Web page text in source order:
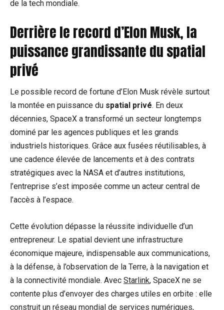
de la tech mondiale.
Derrière le record d’Elon Musk, la
puissance grandissante du spatial
privé
Le possible record de fortune d’Elon Musk révèle surtout
la montée en puissance du spatial privé. En deux
décennies, SpaceX a transformé un secteur longtemps
dominé par les agences publiques et les grands
industriels historiques. Grâce aux fusées réutilisables, à
une cadence élevée de lancements et à des contrats
stratégiques avec la NASA et d’autres institutions,
l’entreprise s’est imposée comme un acteur central de
l’accès à l’espace.
Cette évolution dépasse la réussite individuelle d’un
entrepreneur. Le spatial devient une infrastructure
économique majeure, indispensable aux communications,
à la défense, à l’observation de la Terre, à la navigation et
à la connectivité mondiale. Avec Starlink, SpaceX ne se
contente plus d’envoyer des charges utiles en orbite : elle
construit un réseau mondial de services numériques,